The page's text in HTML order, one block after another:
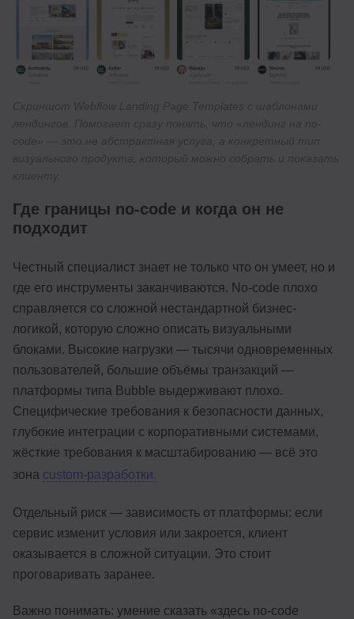
Где границы no-code и когда он не
подходит
Честный специалист знает не только что он умеет, но и
где его инструменты заканчиваются. No-code плохо
справляется со сложной нестандартной бизнес-
логикой, которую сложно описать визуальными
блоками. Высокие нагрузки — тысячи одновременных
пользователей, большие объёмы транзакций —
платформы типа Bubble выдерживают плохо.
Специфические требования к безопасности данных,
глубокие интеграции с корпоративными системами,
жёсткие требования к масштабированию — всё это
зона custom-разработки.
Отдельный риск — зависимость от платформы: если
сервис изменит условия или закроется, клиент
оказывается в сложной ситуации. Это стоит
проговаривать заранее.
Важно понимать: умение сказать «здесь no-code